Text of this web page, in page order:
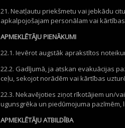
21. Neatļautu priekšmetu vai jebkādu
apkalpojošajam personālam vai
APMEKLĒTĀJU PIENĀKUMI
22.1. Ievērot augstāk aprakstītos
22.2. Gadījumā, ja atskan evakuācijas
ceļu, sekojot norādēm vai kārtības
22.3. Nekavējoties ziņot rīkotājiem un/
ugunsgrēka un piedūmojuma
APMEKLĒTĀJU ATBILDĪBA